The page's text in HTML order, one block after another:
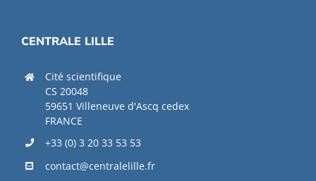
CENTRALE LILLE
Cité scientifique
CS 20048
59651 Villeneuve d'Ascq cedex
FRANCE
+33 (0) 3 20 33 53 53
contact@centralelille.fr